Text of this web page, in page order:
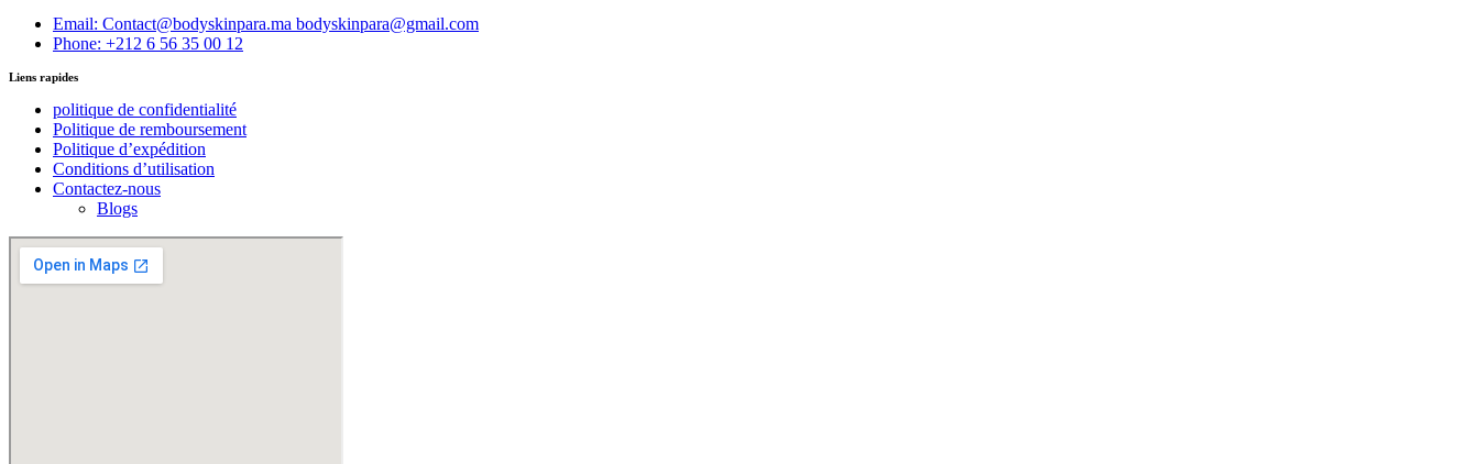
Email: Contact@bodyskinpara.ma bodyskinpara@gmail.com
Phone: +212 6 56 35 00 12
Liens rapides
politique de confidentialité
Politique de remboursement
Politique d’expédition
Conditions d’utilisation
Contactez-nous
Blogs